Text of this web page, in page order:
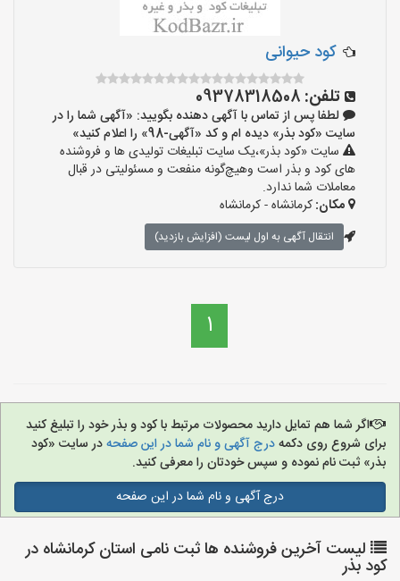
کود حیوانی
تلفن: 09378318508
لطفا پس از تماس با آگهی دهنده بگویید: «آگهی شما را در
سایت «کود بذر» دیده ام و کد «آگهی-98» را اعلام کنید»
سایت «کود بذر»،یک سایت تبلیغات تولیدی ها و فروشنده
های کود و بذر است وهیچ‌گونه منفعت و مسئولیتی در قبال
معاملات شما ندارد.
مکان:کرمانشاه - کرمانشاه
انتقال آگهی به اول لیست (افزایش بازدید)
1
اگر شما هم تمایل دارید محصولات مرتبط با کود و بذر خود را تبلیغ کنید
برای شروع روی دکمهدرج آگهی و نام شما در این صفحهدر سایت «کود
بذر» ثبت نام نموده و سپس خودتان را معرفی کنید.
درج آگهی و نام شما در این صفحه
لیست آخرین فروشنده ها ثبت نامی استان کرمانشاه در
کود بذر